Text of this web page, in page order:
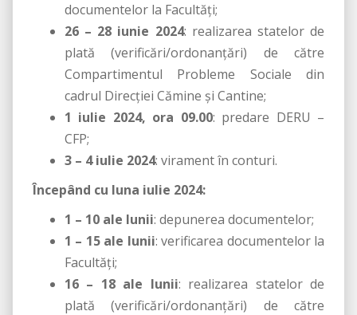
documentelor la Facultăți;
26 – 28 iunie 2024: realizarea statelor de
plată (verificări/ordonanțări) de către
Compartimentul Probleme Sociale din
cadrul Direcției Cămine și Cantine;
1 iulie 2024, ora 09.00: predare DERU –
CFP;
3 – 4 iulie 2024: virament în conturi.
Începând cu luna iulie 2024:
1 – 10 ale lunii: depunerea documentelor;
1 – 15 ale lunii: verificarea documentelor la
Facultăți;
16 – 18 ale lunii: realizarea statelor de
plată (verificări/ordonanțări) de către